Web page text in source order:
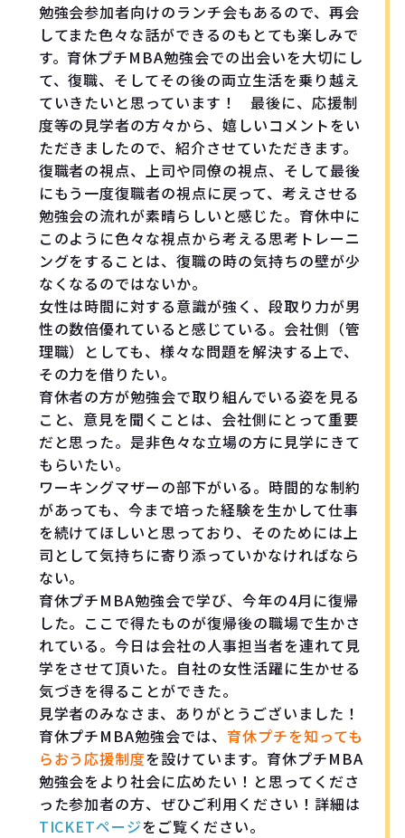
勉強会参加者向けのランチ会もあるので、再会
してまた色々な話ができるのもとても楽しみで
す。育休プチMBA勉強会での出会いを大切にし
て、復職、そしてその後の両立生活を乗り越え
ていきたいと思っています！ 最後に、応援制
度等の見学者の方々から、嬉しいコメントをい
ただきましたので、紹介させていただきます。
復職者の視点、上司や同僚の視点、そして最後
にもう一度復職者の視点に戻って、考えさせる
勉強会の流れが素晴らしいと感じた。育休中に
このように色々な視点から考える思考トレーニ
ングをすることは、復職の時の気持ちの壁が少
なくなるのではないか。
女性は時間に対する意識が強く、段取り力が男
性の数倍優れていると感じている。会社側（管
理職）としても、様々な問題を解決する上で、
その力を借りたい。
育休者の方が勉強会で取り組んでいる姿を見る
こと、意見を聞くことは、会社側にとって重要
だと思った。是非色々な立場の方に見学にきて
もらいたい。
ワーキングマザーの部下がいる。時間的な制約
があっても、今まで培った経験を生かして仕事
を続けてほしいと思っており、そのためには上
司として気持ちに寄り添っていかなければなら
ない。
育休プチMBA勉強会で学び、今年の4月に復帰
した。ここで得たものが復帰後の職場で生かさ
れている。今日は会社の人事担当者を連れて見
学をさせて頂いた。自社の女性活躍に生かせる
気づきを得ることができた。
見学者のみなさま、ありがとうございました！
育休プチMBA勉強会では、 育休プチを知っても
らおう応援制度を設けています。育休プチMBA
勉強会をより社会に広めたい！と思ってくださ
った参加者の方、ぜひご利用ください！詳細は
TICKETページをご覧ください。